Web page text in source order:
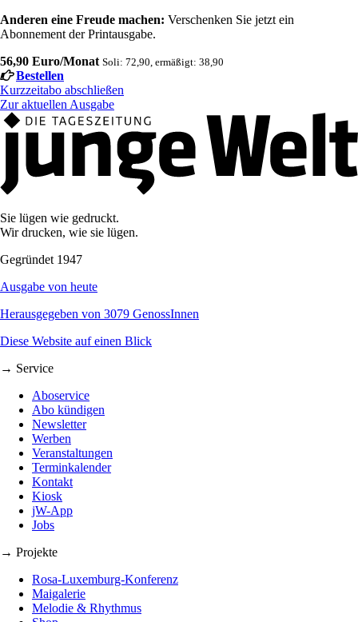
Anderen eine Freude machen: Verschenken Sie jetzt ein
Abonnement der Printausgabe.
56,90 Euro/Monat Soli: 72,90, ermäßigt: 38,90
Bestellen
Kurzzeitabo abschließen
Zur aktuellen Ausgabe
Sie lügen wie gedruckt.
Wir drucken, wie sie lügen.
Gegründet 1947
Ausgabe von heute
Herausgegeben von 3079 GenossInnen
Diese Website auf einen Blick
→ Service
Aboservice
Abo kündigen
Newsletter
Werben
Veranstaltungen
Terminkalender
Kontakt
Kiosk
jW-App
Jobs
→ Projekte
Rosa-Luxemburg-Konferenz
Maigalerie
Melodie & Rhythmus